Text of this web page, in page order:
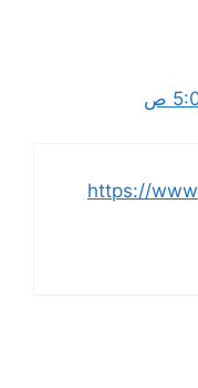
https://